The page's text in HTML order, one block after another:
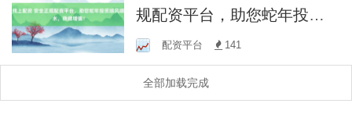
规配资平台，助您蛇年投资
顺风顺水，稳健增值！
配资平台 141
全部加载完成